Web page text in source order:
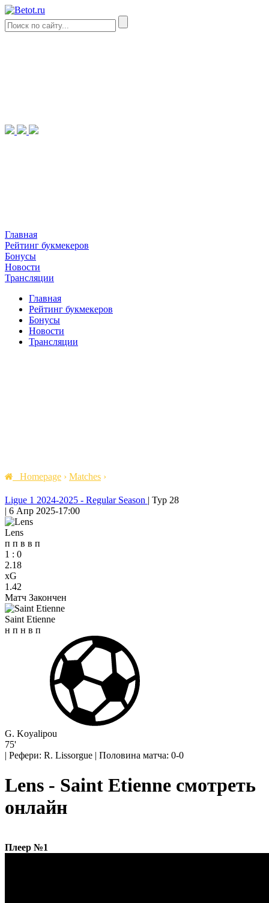
Главная
Рейтинг букмекеров
Бонусы
Новости
Трансляции
Главная
Рейтинг букмекеров
Бонусы
Новости
Трансляции
Homepage › Matches ›
Ligue 1 2024-2025 - Regular Season | Тур 28
| 6 Апр 2025-17:00
Lens
п п в в п
1 : 0
2.18
xG
1.42
Матч Закончен
Saint Etienne
н п н в п
G. Koyalipou
75'
| Рефери: R. Lissorgue | Половина матча: 0-0
Lens - Saint Etienne смотреть
онлайн
Плеер №1